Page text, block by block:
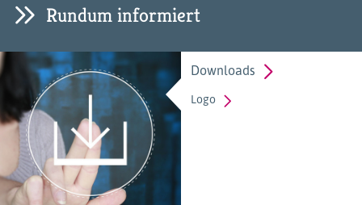
Rundum informiert
Downloads
Logo